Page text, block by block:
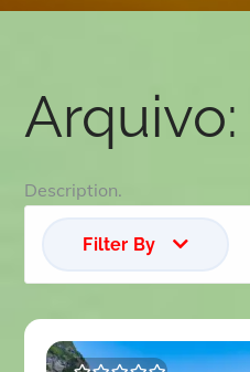
Arquivo:
Description.
Filter By